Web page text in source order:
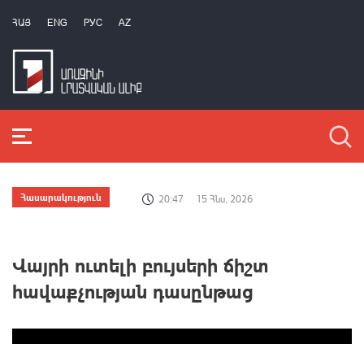
ՀԱՅ ENG РУС AZ
Հասարակություն 20:47 15 Հնս, 2026
Վայրի ուտելի բույսերի ճիշտ
հավաքչության դասընթաց